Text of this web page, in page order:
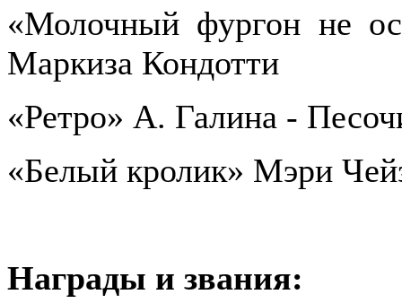
«Молочный фургон не
Маркиза Кондотти
«Ретро» А. Галина -
«Белый кролик» Мэри
Награды и звания: